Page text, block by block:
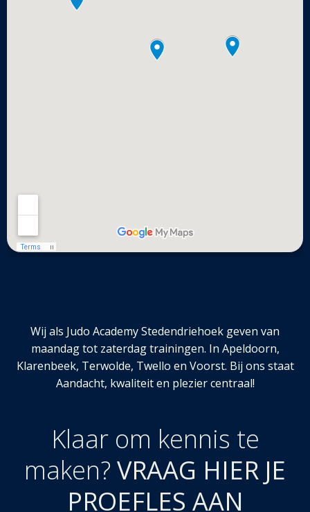
Wij als Judo Academy Stedendriehoek geven van
maandag tot zaterdag trainingen. In Apeldoorn,
Klarenbeek, Terwolde, Twello en Voorst. Bij ons staat
Aandacht, kwaliteit en plezier centraal!
Klaar om kennis te
maken? VRAAG HIER JE
PROEFLES AAN